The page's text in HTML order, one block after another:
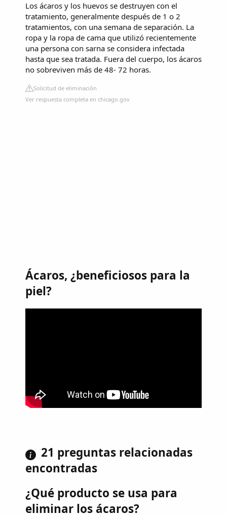
Los ácaros y los huevos se destruyen con el
tratamiento, generalmente después de 1 o 2
tratamientos, con una semana de separación. La
ropa y la ropa de cama que utilizó recientemente
una persona con sarna se considera infectada
hasta que sea tratada. Fuera del cuerpo, los ácaros
no sobreviven más de 48- 72 horas.
Solicitud de eliminación
Ver respuesta completa en chicago.gov
Ácaros, ¿beneficiosos para la
piel?
21 preguntas relacionadas
encontradas
¿Qué producto se usa para
eliminar los ácaros?